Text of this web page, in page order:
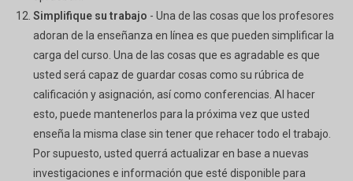
Simplifique su trabajo - Una de las cosas que los profesores
adoran de la enseñanza en línea es que pueden simplificar la
carga del curso. Una de las cosas que es agradable es que
usted será capaz de guardar cosas como su rúbrica de
calificación y asignación, así como conferencias. Al hacer
esto, puede mantenerlos para la próxima vez que usted
enseña la misma clase sin tener que rehacer todo el trabajo.
Por supuesto, usted querrá actualizar en base a nuevas
investigaciones e información que esté disponible para